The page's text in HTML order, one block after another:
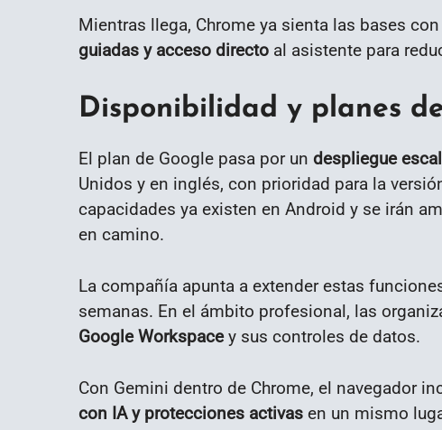
Mientras llega, Chrome ya sienta las bases con
guiadas y acceso directo al asistente para
Disponibilidad y planes
El plan de Google pasa por un despliegue
Unidos y en inglés, con prioridad para la
capacidades ya existen en Android y se irán
en camino.
La compañía apunta a extender estas
semanas. En el ámbito profesional, las
Google Workspacey sus controles de datos.
Con Gemini dentro de Chrome, el navegador
con IA y protecciones activas en un mismo